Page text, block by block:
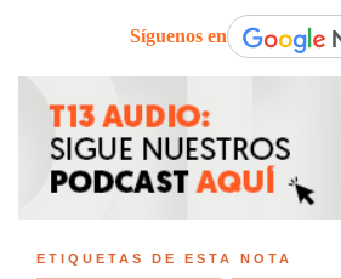
Síguenos en
ETIQUETAS DE ESTA NOTA